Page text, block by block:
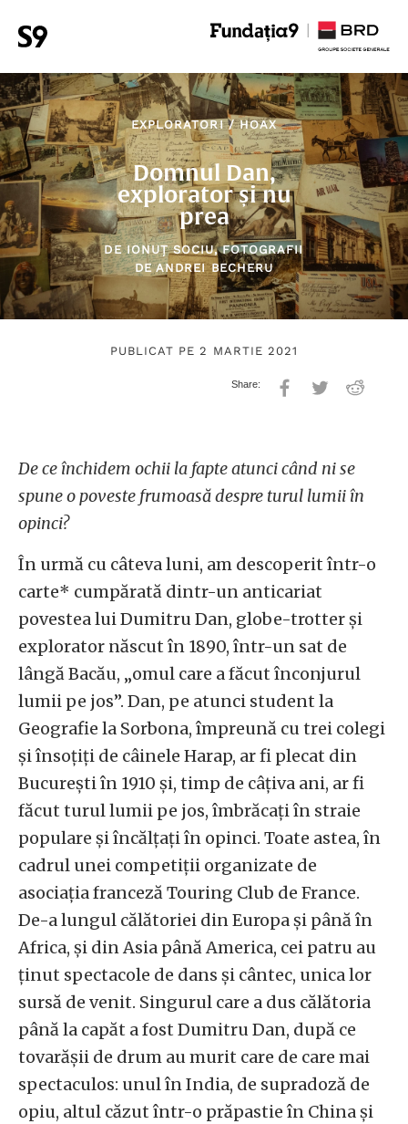
EXPLORATORI/HOAX
Domnul Dan,
explorator și nu
prea
DEIONUȚ SOCIU, FOTOGRAFII
DEANDREI BECHERU
PUBLICAT PE 2 MARTIE 2021
De ce închidem ochii la fapte atunci când ni se
spune o poveste frumoasă despre turul lumii în
opinci?
În urmă cu câteva luni, am descoperit într-o
carte* cumpărată dintr-un anticariat
povestea lui Dumitru Dan, globe-trotter și
explorator născut în 1890, într-un sat de
lângă Bacău, „omul care a făcut înconjurul
lumii pe jos”. Dan, pe atunci student la
Geografie la Sorbona, împreună cu trei colegi
și însoțiți de câinele Harap, ar fi plecat din
București în 1910 și, timp de câțiva ani, ar fi
făcut turul lumii pe jos, îmbrăcați în straie
populare și încălțați în opinci. Toate astea, în
cadrul unei competiții organizate de
asociația franceză Touring Club de France.
De-a lungul călătoriei din Europa și până în
Africa, și din Asia până America, cei patru au
ținut spectacole de dans și cântec, unica lor
sursă de venit. Singurul care a dus călătoria
până la capăt a fost Dumitru Dan, după ce
tovarășii de drum au murit care de care mai
spectaculos: unul în India, de supradoză de
opiu, altul căzut într-o prăpastie în China și